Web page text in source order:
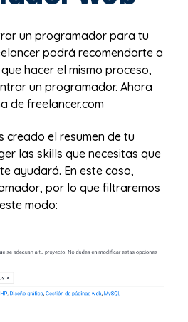
un programador para tu
podrá recomendarte a
hacer el mismo proceso,
un programador. Ahora
de freelancer.com
creado el resumen de tu
las skills que necesitas que
ayudará. En este caso,
por lo que filtraremos
modo: